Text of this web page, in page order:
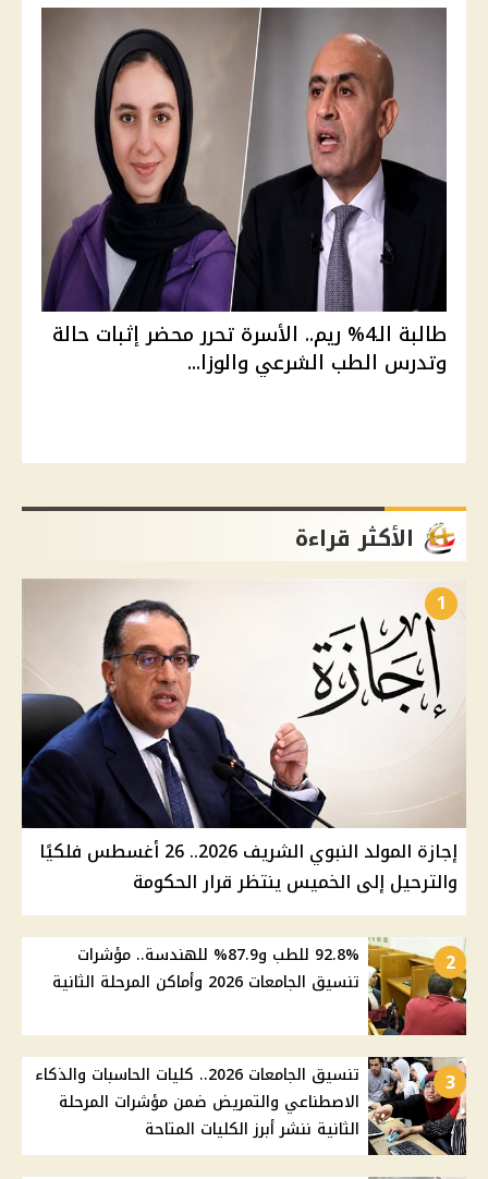
طالبة الـ4% ريم.. الأسرة تحرر محضر إثبات حالة
وتدرس الطب الشرعي والوزا...
الأكثر قراءة
1
إجازة المولد النبوي الشريف 2026.. 26 أغسطس فلكيًا
والترحيل إلى الخميس ينتظر قرار الحكومة
2
92.8% للطب و87.9% للهندسة.. مؤشرات
تنسيق الجامعات 2026 وأماكن المرحلة الثانية
3
تنسيق الجامعات 2026.. كليات الحاسبات والذكاء
الاصطناعي والتمريض ضمن مؤشرات المرحلة
الثانية ننشر أبرز الكليات المتاحة